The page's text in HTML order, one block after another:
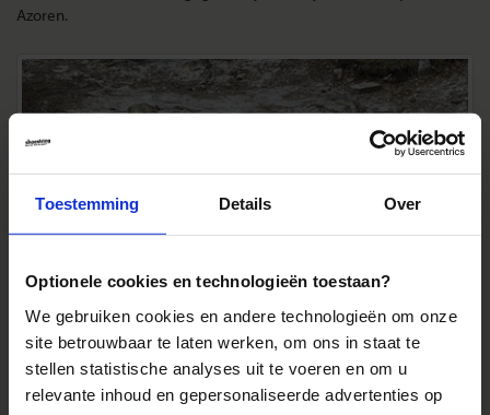
Toestemming Details Over
Optionele cookies en technologieën toestaan?
We gebruiken cookies en andere technologieën om onze
site betrouwbaar te laten werken, om ons in staat te
stellen statistische analyses uit te voeren en om u
relevante inhoud en gepersonaliseerde advertenties op
Azoren.